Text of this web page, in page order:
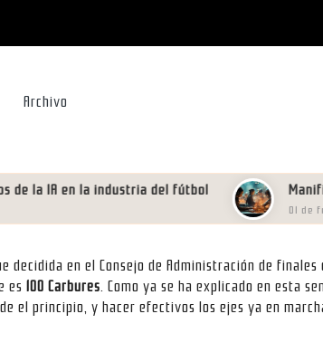
Archivo
la IA en la industria del fútbol
01 de
decidida en el Consejo de Administración de finales
es 100 Carbures. Como ya se ha explicado en esta
el principio, y hacer efectivos los ejes ya en